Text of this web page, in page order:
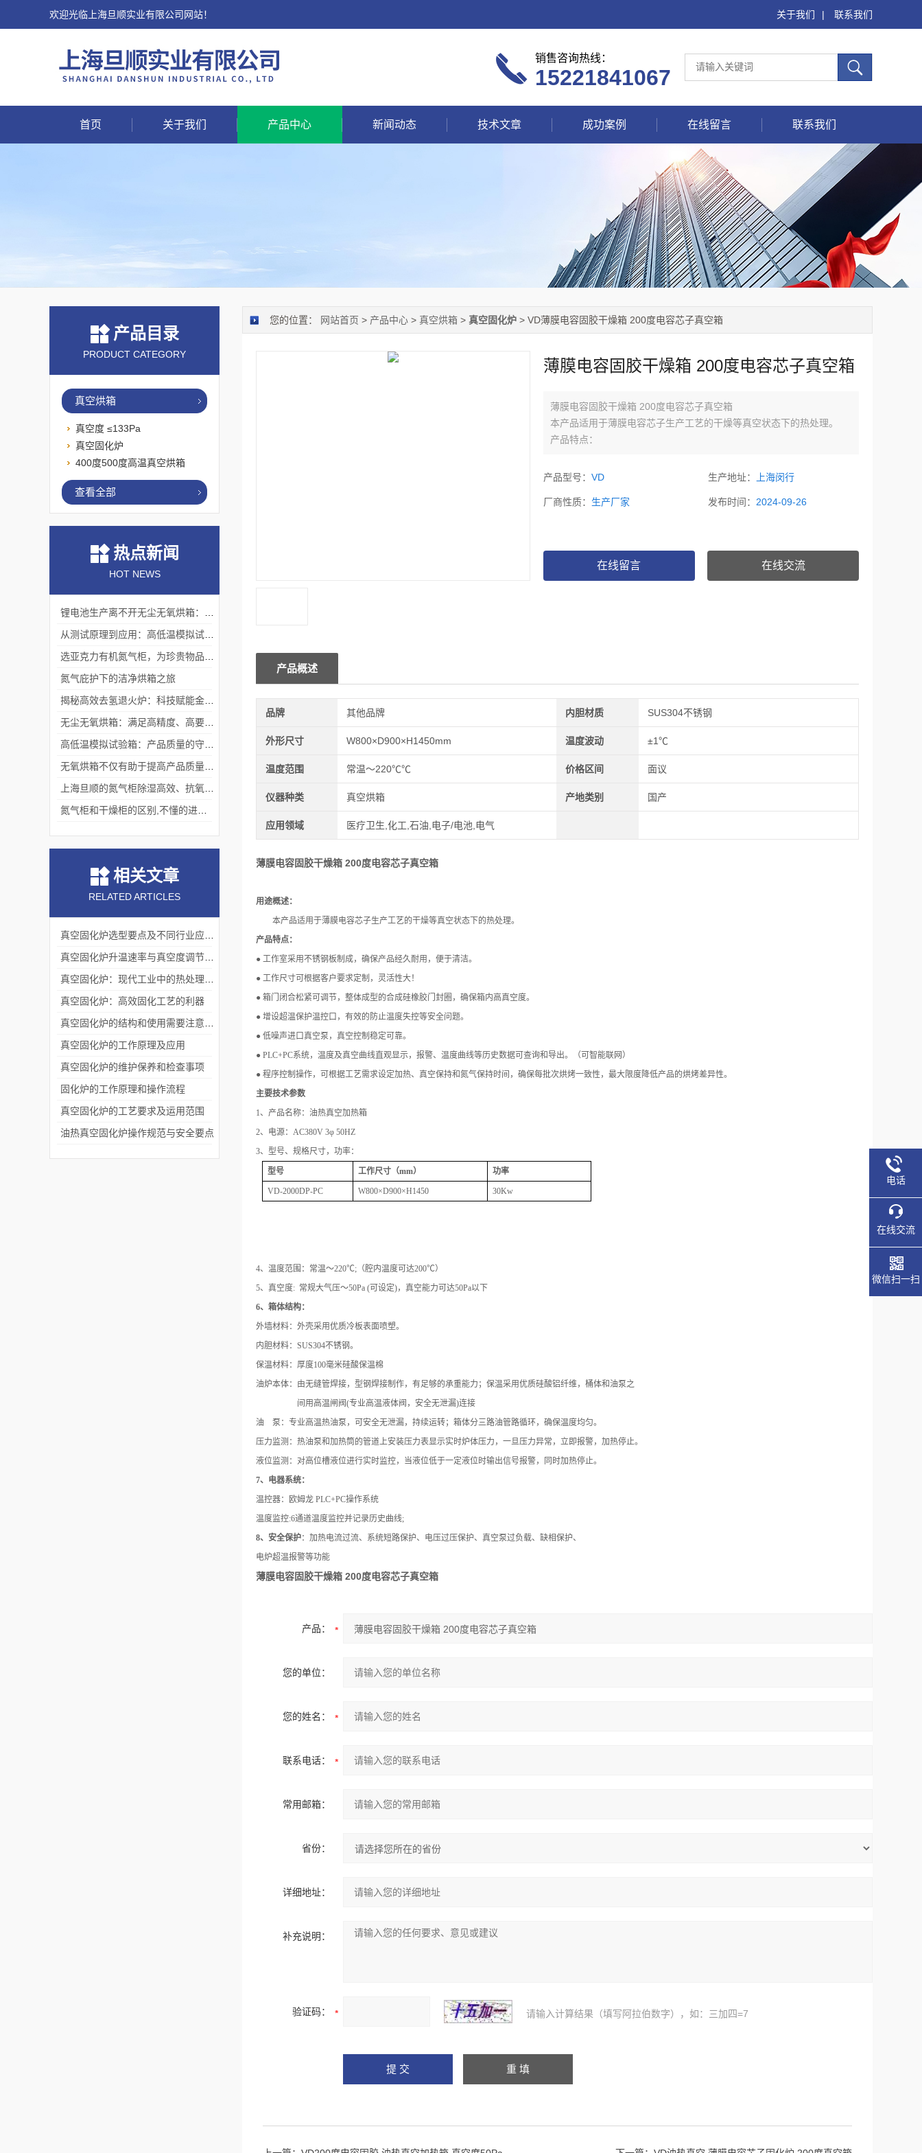
欢迎光临上海旦顺实业有限公司网站！ 关于我们 | 联系我们
销售咨询热线：
15221841067
首页 关于我们 产品中心 新闻动态 技术文章 成功案例 在线留言 联系我们
您的位置： 网站首页 > 产品中心 > 真空烘箱 > 真空固化炉 > VD薄膜电容固胶干燥箱 200度电容芯子真空箱
薄膜电容固胶干燥箱 200度电容芯子真空箱
薄膜电容固胶干燥箱 200度电容芯子真空箱
本产品适用于薄膜电容芯子生产工艺的干燥等真空状态下的热处理。
产品特点：
● 工作室采用不锈钢板制成，确保产品经久耐用，便于清洁。
● 工作尺寸可根据客户要求定制，灵活性大！
产品型号： VD 生产地址： 上海闵行
厂商性质： 生产厂家 发布时间： 2024-09-26
在线留言 在线交流
产品概述
品牌 其他品牌 内胆材质 SUS304不锈钢
外形尺寸 W800×D900×H1450mm 温度波动 ±1℃
温度范围 常温～220℃℃ 价格区间 面议
仪器种类 真空烘箱 产地类别 国产
应用领域 医疗卫生,化工,石油,电子/电池,电气
薄膜电容固胶干燥箱 200度电容芯子真空箱
用途概述：
本产品适用于薄膜电容芯子生产工艺的干燥等真空状态下的热处理。
产品特点：
● 工作室采用不锈钢板制成，确保产品经久耐用，便于清洁。
● 工作尺寸可根据客户要求定制，灵活性大！
● 箱门闭合松紧可调节，整体成型的合成硅橡胶门封圈，确保箱内高真空度。
● 增设超温保护温控口，有效的防止温度失控等安全问题。
● 低噪声进口真空泵，真空控制稳定可靠。
● PLC+PC系统，温度及真空曲线直观显示，报警、温度曲线等历史数据可查询和导出。（可智能联网）
● 程序控制操作，可根据工艺需求设定加热、真空保持和氮气保持时间，确保每批次烘烤一致性，最大限度降低产品的烘烤差异性。
主要技术参数
1、产品名称：油热真空加热箱
2、电源：AC380V 3φ 50HZ
3、型号、规格尺寸，功率：
型号 工作尺寸（mm） 功率
VD-2000DP-PC W800×D900×H1450 30Kw
4、温度范围：常温～220℃;（腔内温度可达200℃）
5、真空度: 常规大气压～50Pa (可设定)，真空能力可达50Pa以下
6、箱体结构：
外墙材料：外壳采用优质冷板表面喷塑。
内胆材料： SUS304不锈钢。
保温材料：厚度100毫米硅酸保温棉
油炉本体：由无缝管焊接，型钢焊接制作，有足够的承重能力；保温采用优质硅酸铝纤维，桶体和油泵之
间用高温闸阀(专业高温液体阀，安全无泄漏)连接
油
泵：专业高温热油泵，可安全无泄漏，持续运转；箱体分三路油管路循环，确保温度均匀。
压力监测：热油泵和加热筒的管道上安装压力表显示实时炉体压力，一旦压力异常，立即报警，加热停止。
液位监测：对高位槽液位进行实时监控，当液位低于一定液位时输出信号报警，同时加热停止。
7、电器系统：
温控器：欧姆龙 PLC+PC操作系统
温度监控:6通道温度监控并记录历史曲线;
8、安全保护：加热电流过流、系统短路保护、电压过压保护、真空泵过负载、缺相保护、
电炉超温报警等功能
薄膜电容固胶干燥箱 200度电容芯子真空箱
产品：
您的单位：
您的姓名：
联系电话：
常用邮箱：
省份：
详细地址：
补充说明：
验证码： 请输入计算结果（填写阿拉伯数字），如：三加四=7
产品目录
PRODUCT CATEGORY
真空烘箱
真空度 ≤133Pa
真空固化炉
400度500度高温真空烘箱
查看全部
热点新闻
HOT NEWS
氮气庇护下的洁净烘箱之旅
相关文章
RELATED ARTICLES
真空固化炉：高效固化工艺的利器
真空固化炉的工作原理及应用
真空固化炉的维护保养和检查事项
固化炉的工作原理和操作流程
真空固化炉的工艺要求及运用范围
油热真空固化炉操作规范与安全要点
电话
在线交流
微信扫一扫